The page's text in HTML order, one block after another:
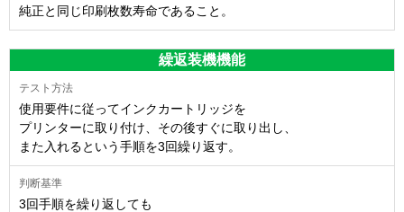
純正と同じ印刷枚数寿命であること。
繰返装機機能
使用要件に従ってインクカートリッジを
プリンターに取り付け、その後すぐに取り出し、
また入れるという手順を3回繰り返す。
3回手順を繰り返しても